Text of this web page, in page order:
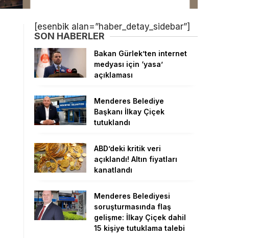
[esenbik alan=”haber_detay_sidebar”]
SON HABERLER
Bakan Gürlek’ten internet
medyası için ‘yasa’
açıklaması
Menderes Belediye
Başkanı İlkay Çiçek
tutuklandı
ABD’deki kritik veri
açıklandı! Altın fiyatları
kanatlandı
Menderes Belediyesi
soruşturmasında flaş
gelişme: İlkay Çiçek dahil
15 kişiye tutuklama talebi